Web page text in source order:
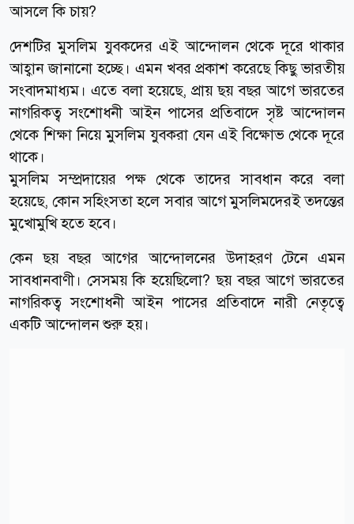
আসলে কি চায়?
দেশটির মুসলিম যুবকদের এই আন্দোলন থেকে দূরে থাকার
আহ্বান জানানো হচ্ছে। এমন খবর প্রকাশ করেছে কিছু ভারতীয়
সংবাদমাধ্যম। এতে বলা হয়েছে, প্রায় ছয় বছর আগে ভারতের
নাগরিকত্ব সংশোধনী আইন পাসের প্রতিবাদে সৃষ্ট আন্দোলন
থেকে শিক্ষা নিয়ে মুসলিম যুবকরা যেন এই বিক্ষোভ থেকে দূরে
থাকে।
মুসলিম সম্প্রদায়ের পক্ষ থেকে তাদের সাবধান করে বলা
হয়েছে, কোন সহিংসতা হলে সবার আগে মুসলিমদেরই তদন্তের
মুখোমুখি হতে হবে।
কেন ছয় বছর আগের আন্দোলনের উদাহরণ টেনে এমন
সাবধানবাণী। সেসময় কি হয়েছিলো? ছয় বছর আগে ভারতের
নাগরিকত্ব সংশোধনী আইন পাসের প্রতিবাদে নারী নেতৃত্বে
একটি আন্দোলন শুরু হয়।